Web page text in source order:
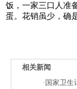
饭，一家三口人准
蛋。花销虽少，确
相关新闻
·国家卫